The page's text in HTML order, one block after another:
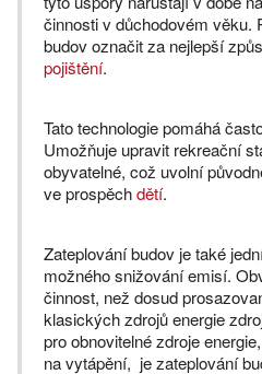
činnosti v důchodovém věku.
budov označit za nejlepší
pojištění.
Tato technologie pomáhá
Umožňuje upravit rekreační
obyvatelné, což uvolní
ve prospěchdětí.
Zateplování budov je také
možného snižování emisí.
činnost, než dosud
klasických zdrojů energie
pro obnovitelné zdroje
na vytápění, je zateplování